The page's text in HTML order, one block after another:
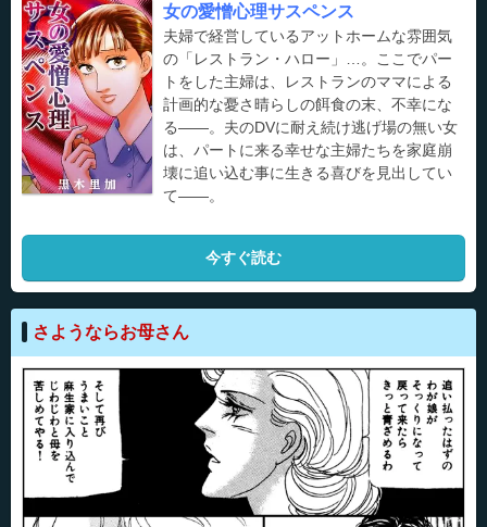
女の愛憎心理サスペンス
夫婦で経営しているアットホームな雰囲気
の「レストラン・ハロー」…。ここでパー
トをした主婦は、レストランのママによる
計画的な憂さ晴らしの餌食の末、不幸にな
る――。夫のDVに耐え続け逃げ場の無い女
は、パートに来る幸せな主婦たちを家庭崩
壊に追い込む事に生きる喜びを見出してい
て――。
今すぐ読む
さようならお母さん